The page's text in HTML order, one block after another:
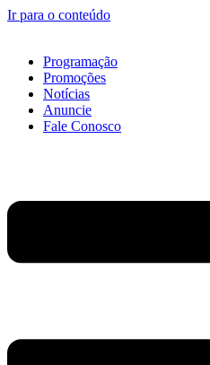
Ir para o conteúdo
Programação
Promoções
Notícias
Anuncie
Fale Conosco